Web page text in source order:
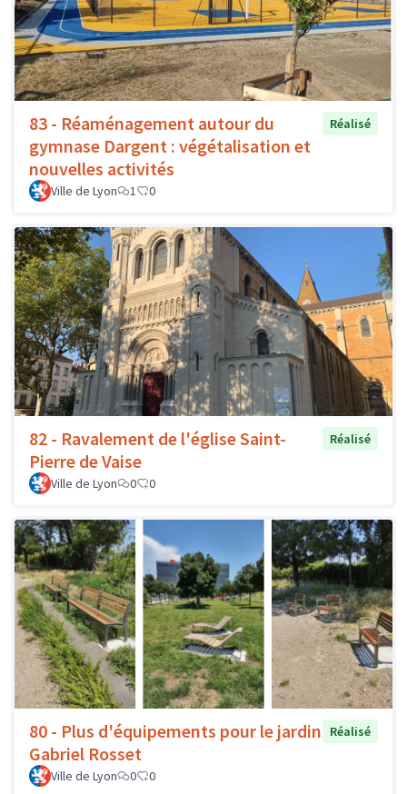
83 - Réaménagement autour du
gymnase Dargent : végétalisation et
nouvelles activités
Réalisé
Ville de Lyon 1 0
82 - Ravalement de l'église Saint-
Pierre de Vaise
Réalisé
Ville de Lyon 0 0
80 - Plus d'équipements pour le jardin
Gabriel Rosset
Réalisé
Ville de Lyon 0 0